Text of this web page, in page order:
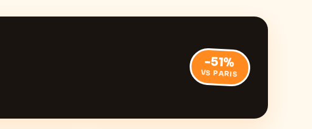
-51%
VS PARIS